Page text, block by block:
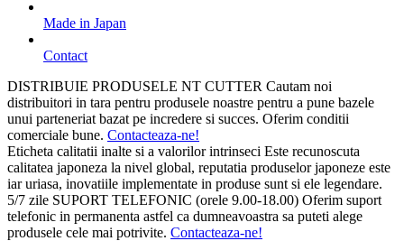
Made in Japan
Contact
DISTRIBUIE PRODUSELE NT CUTTER Cautam noi
distribuitori in tara pentru produsele noastre pentru a pune bazele
unui parteneriat bazat pe incredere si succes. Oferim conditii
comerciale bune. Contacteaza-ne!
Eticheta calitatii inalte si a valorilor intrinseci Este recunoscuta
calitatea japoneza la nivel global, reputatia produselor japoneze este
iar uriasa, inovatiile implementate in produse sunt si ele legendare.
5/7 zile SUPORT TELEFONIC (orele 9.00-18.00) Oferim suport
telefonic in permanenta astfel ca dumneavoastra sa puteti alege
produsele cele mai potrivite. Contacteaza-ne!